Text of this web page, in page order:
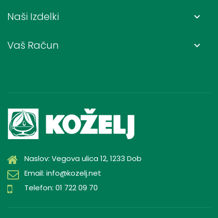
Naši Izdelki keyboard_arrow_down
Vaš Račun keyboard_arrow_down
Naslov: Vegova ulica 12, 1233 Dob
Email: info@kozelj.net
Telefon: 01 722 09 70